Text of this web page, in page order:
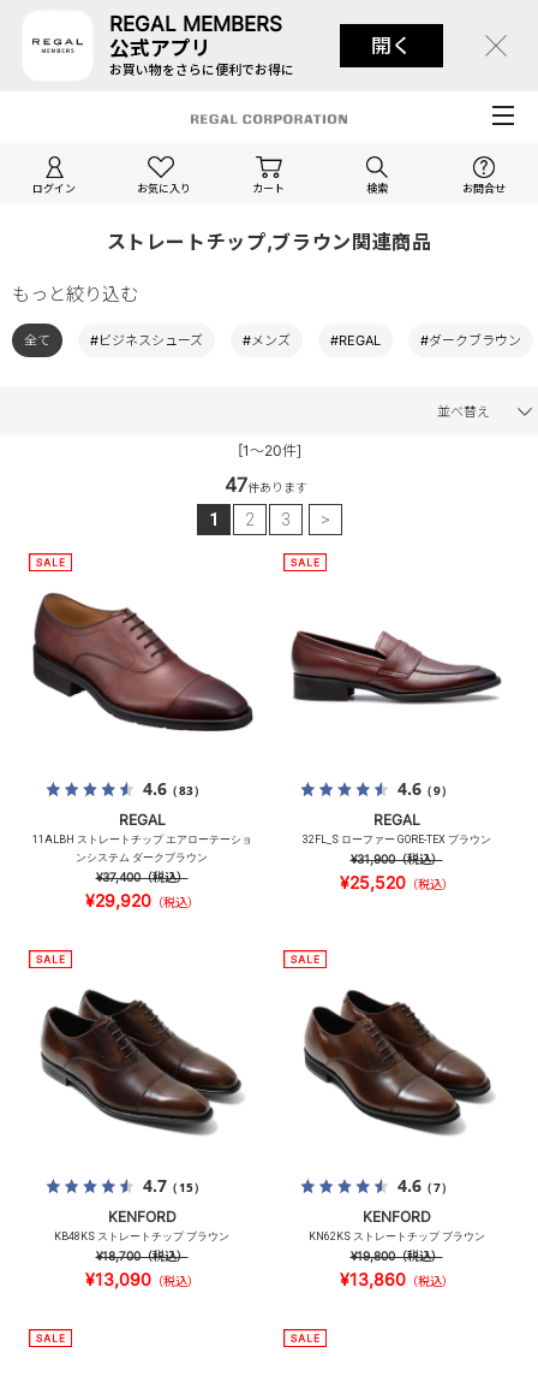
REGAL MEMBERS
公式アプリ
お買い物をさらに便利でお得に
開く
ログイン お気に入り カート 検索 お問合せ
ストレートチップ,ブラウン関連商品
もっと絞り込む
全て #ビジネスシューズ #メンズ #REGAL #ダークブラウン
並べ替え
[1～20件]
47件あります
1 2 3 >
4.6（83）
REGAL
11ALBH ストレートチップ エアローテーショ
ンシステム ダークブラウン
¥37,400（税込）
¥29,920（税込）
4.6（9）
REGAL
32FL_S ローファー GORE-TEX ブラウン
¥31,900（税込）
¥25,520（税込）
4.7（15）
KENFORD
KB48KS ストレートチップ ブラウン
¥18,700（税込）
¥13,090（税込）
4.6（7）
KENFORD
KN62KS ストレートチップ ブラウン
¥19,800（税込）
¥13,860（税込）